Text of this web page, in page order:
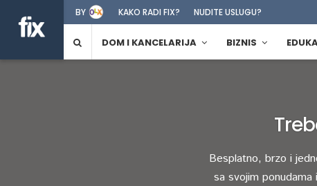
BY KAKO RADI FIX? NUDITE USLUGU?
DOM I KANCELARIJA BIZNIS
Besplatno, brzo i
sa svojim